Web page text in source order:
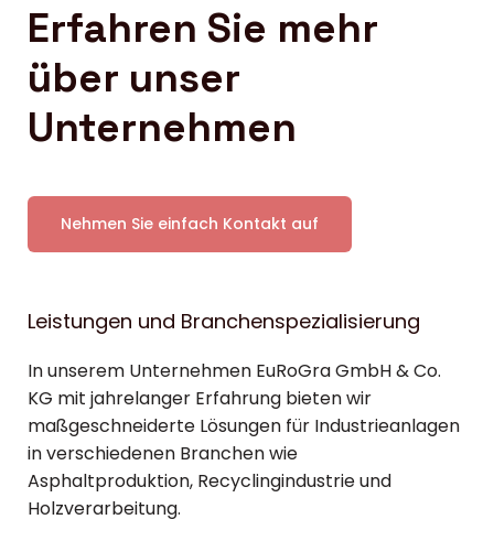
Erfahren Sie mehr
über unser
Unternehmen
Nehmen Sie einfach Kontakt auf
Leistungen und Branchenspezialisierung
In unserem Unternehmen EuRoGra GmbH & Co.
KG mit jahrelanger Erfahrung bieten wir
maßgeschneiderte Lösungen für Industrieanlagen
in verschiedenen Branchen wie
Asphaltproduktion, Recyclingindustrie und
Holzverarbeitung.